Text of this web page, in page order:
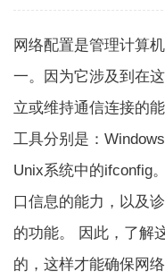
网络配置是管理计算
一。因为它涉及到在
立或维持通信连接的
工具分别是：
Unix系统中的ifconfig
口信息的能力，以及
的功能。 因此，了解
的，这样才能确保网